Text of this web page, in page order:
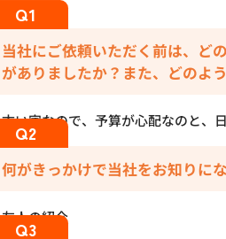
当社にご依頼いただく前は、ど
がありましたか？また、どのよ
古い家なので、予算が心配なのと、
何がきっかけで当社をお知りに
友人の紹介